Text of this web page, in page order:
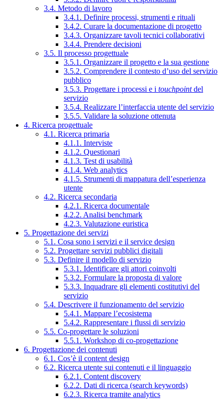
3.4. Metodo di lavoro
3.4.1. Definire processi, strumenti e rituali
3.4.2. Curare la documentazione di progetto
3.4.3. Organizzare tavoli tecnici collaborativi
3.4.4. Prendere decisioni
3.5. Il processo progettuale
3.5.1. Organizzare il progetto e la sua gestione
3.5.2. Comprendere il contesto d’uso del servizio
pubblico
3.5.3. Progettare i processi e i touchpointdel
servizio
3.5.4. Realizzare l’interfaccia utente del servizio
3.5.5. Validare la soluzione ottenuta
4. Ricerca progettuale
4.1. Ricerca primaria
4.1.1. Interviste
4.1.2. Questionari
4.1.3. Test di usabilità
4.1.4. Web analytics
4.1.5. Strumenti di mappatura dell’esperienza
utente
4.2. Ricerca secondaria
4.2.1. Ricerca documentale
4.2.2. Analisi benchmark
4.2.3. Valutazione euristica
5. Progettazione dei servizi
5.1. Cosa sono i servizi e il service design
5.2. Progettare servizi pubblici digitali
5.3. Definire il modello di servizio
5.3.1. Identificare gli attori coinvolti
5.3.2. Formulare la proposta di valore
5.3.3. Inquadrare gli elementi costitutivi del
servizio
5.4. Descrivere il funzionamento del servizio
5.4.1. Mappare l’ecosistema
5.4.2. Rappresentare i flussi di servizio
5.5. Co-progettare le soluzioni
5.5.1. Workshop di co-progettazione
6. Progettazione dei contenuti
6.1. Cos’è il content design
6.2. Ricerca utente sui contenuti e il linguaggio
6.2.1. Content discovery
6.2.2. Dati di ricerca (search keywords)
6.2.3. Ricerca tramite analytics